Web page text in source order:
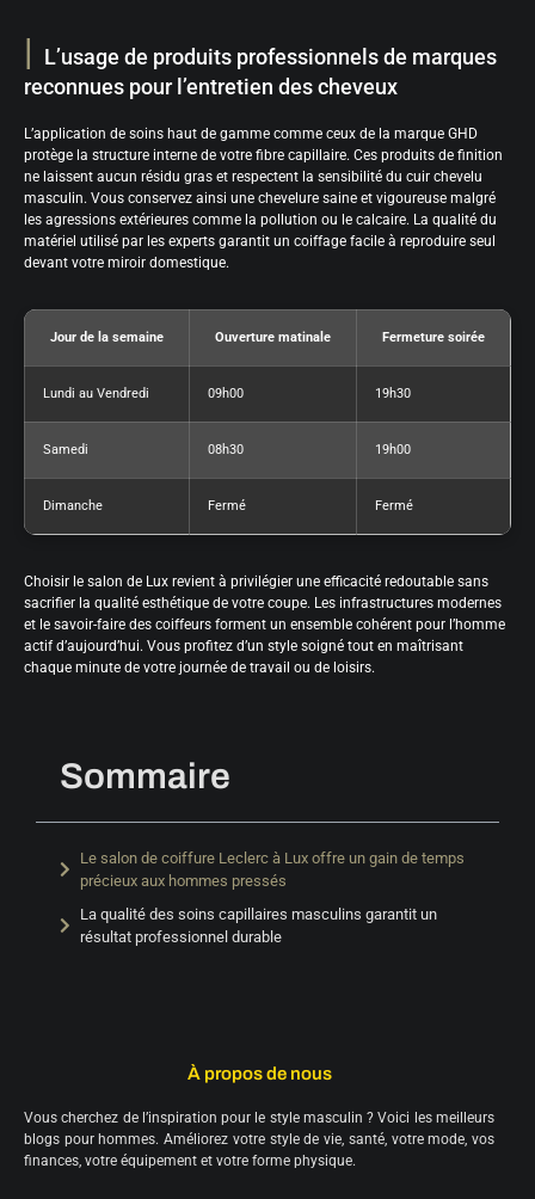
L’usage de produits professionnels de marques
reconnues pour l’entretien des cheveux
L’application de soins haut de gamme comme ceux de la marque GHD
protège la structure interne de votre fibre capillaire. Ces produits de finition
ne laissent aucun résidu gras et respectent la sensibilité du cuir chevelu
masculin. Vous conservez ainsi une chevelure saine et vigoureuse malgré
les agressions extérieures comme la pollution ou le calcaire. La qualité du
matériel utilisé par les experts garantit un coiffage facile à reproduire seul
devant votre miroir domestique.
Jour de la semaine Ouverture matinale Fermeture soirée
Lundi au Vendredi 09h00 19h30
Samedi 08h30 19h00
Dimanche Fermé Fermé
Choisir le salon de Lux revient à privilégier une efficacité redoutable sans
sacrifier la qualité esthétique de votre coupe. Les infrastructures modernes
et le savoir-faire des coiffeurs forment un ensemble cohérent pour l’homme
actif d’aujourd’hui. Vous profitez d’un style soigné tout en maîtrisant
chaque minute de votre journée de travail ou de loisirs.
Sommaire
Le salon de coiffure Leclerc à Lux offre un gain de temps
précieux aux hommes pressés
La qualité des soins capillaires masculins garantit un
résultat professionnel durable
À propos de nous
Vous cherchez de l’inspiration pour le style masculin ? Voici les meilleurs
blogs pour hommes. Améliorez votre style de vie, santé, votre mode, vos
finances, votre équipement et votre forme physique.